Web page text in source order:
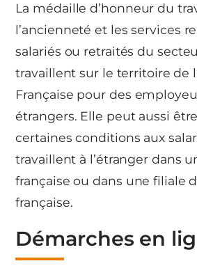
La médaille d’honneur du
l’ancienneté et les services
salariés ou retraités du
travaillent sur le territoire de
Française pour des
étrangers. Elle peut aussi
certaines conditions aux
travaillent à l’étranger dans
française ou dans une filiale
française.
Démarches en